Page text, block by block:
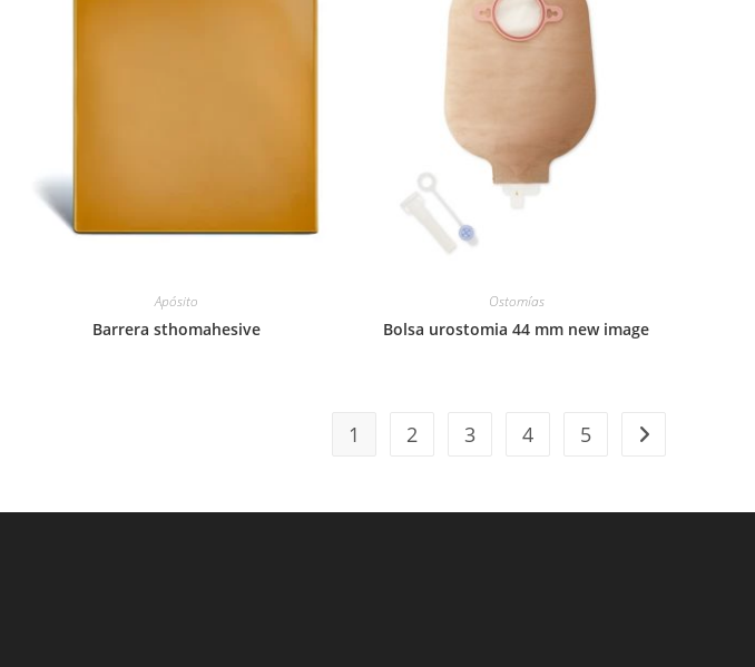
Apósito
Barrera sthomahesive
Ostomías
Bolsa urostomia 44 mm new image
1 2 3 4 5